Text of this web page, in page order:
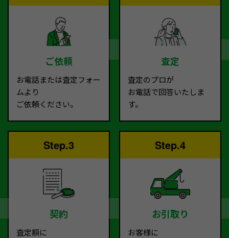
ご依頼
お電話または査定フォー
ムより
ご依頼ください。
査定
査定のプロが
お電話で回答いたしま
す。
Step.3
契約
査定額に
Step.4
お引取り
お客様に